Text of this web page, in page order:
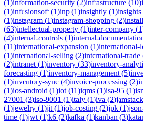
(1)information-security (2)infrastructure (10)
(1)infusionsoft (1)inp (1)insightly (1)insights
(1)instagram (1)instagram-shopping (2)
(63)intellectual-property (1)inter-company (1
(4)internal-controls (1)internal-
(11)international-expansion (1)international-
(1)international-selling (2)international-trade
(2)intranet (1)inventory (33)inventory-
forecasting (1)inventory-management (5)
(1)inventory-sync (4)invoice-processing (2)
(1)ios-android (1)iot (11)iqms (1)isa-95 (1)
27001 (3)iso-9001 (1)italy (1)iva (2)jamstack
(1)jewelry (1)jit (1)job-costing (2)jpk (1)
time (1)jwt (1)k6 (2)kafka (1)kanban (3)